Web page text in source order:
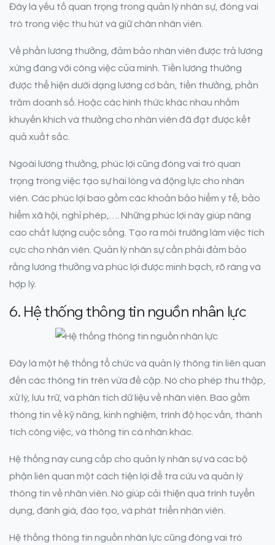
Đây là yếu tố quan trọng trong quản lý nhân sự, đóng vai
trò trong việc thu hút và giữ chân nhân viên.
Về phần lương thưởng, đảm bảo nhân viên được trả lương
xứng đáng với công việc của mình. Tiền lương thường
được thể hiện dưới dạng lương cơ bản, tiền thưởng, phần
trăm doanh số. Hoặc các hình thức khác nhau nhằm
khuyến khích và thưởng cho nhân viên đã đạt được kết
quả xuất sắc.
Ngoài lương thưởng, phúc lợi cũng đóng vai trò quan
trọng trong việc tạo sự hài lòng và động lực cho nhân
viên. Các phúc lợi bao gồm các khoản bảo hiểm y tế, bảo
hiểm xã hội, nghỉ phép,…. Những phúc lợi này giúp nâng
cao chất lượng cuộc sống. Tạo ra môi trường làm việc tích
cực cho nhân viên. Quản lý nhân sự cần phải đảm bảo
rằng lương thưởng và phúc lợi được minh bạch, rõ ràng và
hợp lý.
6. Hệ thống thông tin nguồn nhân lực
Đây là một hệ thống tổ chức và quản lý thông tin liên quan
đến các thông tin trên vừa đề cập. Nó cho phép thu thập,
xử lý, lưu trữ, và phân tích dữ liệu về nhân viên. Bao gồm
thông tin về kỹ năng, kinh nghiệm, trình độ học vấn, thành
tích công việc, và thông tin cá nhân khác.
Hệ thống này cung cấp cho quản lý nhân sự và các bộ
phận liên quan một cách tiện lợi để tra cứu và quản lý
thông tin về nhân viên. Nó giúp cải thiện quá trình tuyển
dụng, đánh giá, đào tạo, và phát triển nhân viên.
Hệ thống thông tin nguồn nhân lực cũng đóng vai trò